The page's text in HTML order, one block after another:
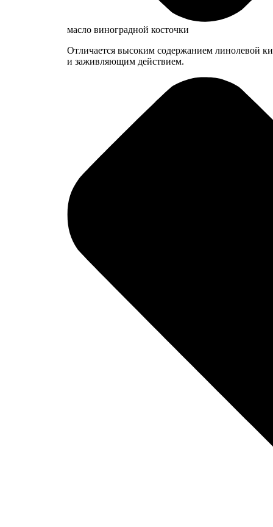
масло виноградной косточки
Отличается высоким содержанием линолевой
и заживляющим действием.